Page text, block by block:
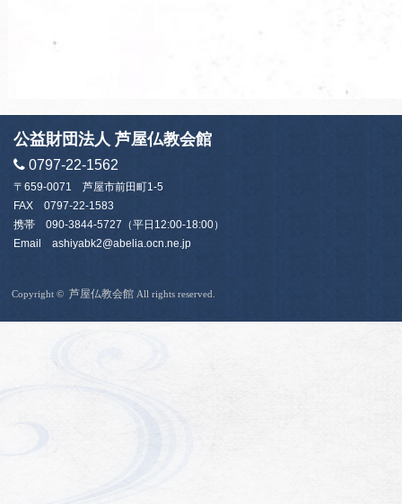
公益財団法人 芦屋仏教会館
0797-22-1562
〒659-0071 芦屋市前田町1-5
FAX 0797-22-1583
携帯 090-3844-5727 （平日12:00-18:00）
Email ashiyabk2@abelia.ocn.ne.jp
Copyright ©芦屋仏教会館 All rights reserved.